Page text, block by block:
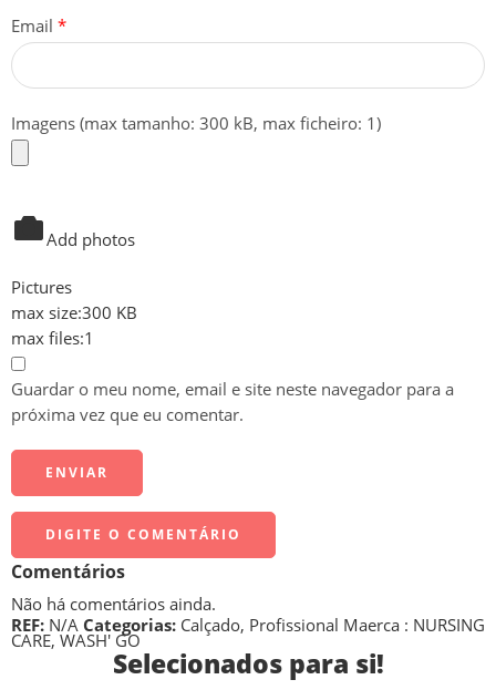
Email *
Imagens (max tamanho: 300 kB, max ficheiro: 1)
Add photos
Pictures
max size:300 KB
max files:1
Guardar o meu nome, email e site neste navegador para a
próxima vez que eu comentar.
DIGITE O COMENTÁRIO
Comentários
Não há comentários ainda.
REF: N/A Categorias: Calçado, Profissional Maerca : NURSING
CARE, WASH' GO
Selecionados para si!